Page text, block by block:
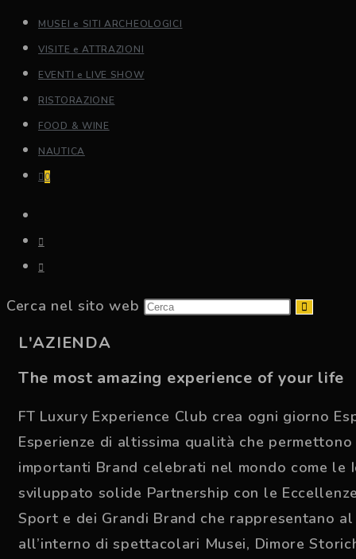
MUSEI e SITI ARCHEOLOGICI
VISITE e ATTRAZIONI
EVENTI e LIVE SHOW
RISTORAZIONE
FOOD & WINE
NAUTICA
0
Cerca nel sito web
L'AZIENDA
The most amazing experience of your life
FT Luxury Experience Club crea ogni giorno
Esperienze di altissima qualità che
importanti Brand celebrati nel mondo come
sviluppato solide Partnership con le
Sport e dei Grandi Brand che rappresentano
all’interno di spettacolari Musei, Dimore